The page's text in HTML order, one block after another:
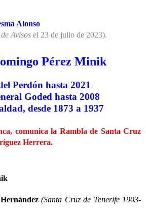
Alonso
Avisos el 23 de julio de 2023).
Pérez Minik
Perdón hasta 2021
Goded hasta 2008
desde 1873 a 1937
comunica la Rambla de Santa Cruz
Herrera.
(Santa Cruz de Tenerife 1903-